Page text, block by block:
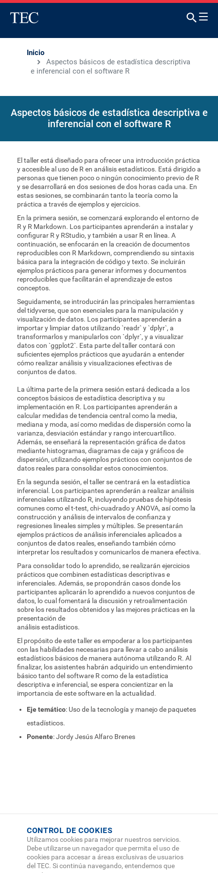
Inicio
Aspectos básicos de estadística descriptiva
e inferencial con el software R
Aspectos básicos de estadística descriptiva e
inferencial con el software R
El taller está diseñado para ofrecer una introducción práctica
y accesible al uso de R en análisis estadísticos. Está dirigido a
personas que tienen poco o ningún conocimiento previo de R
y se desarrollará en dos sesiones de dos horas cada una. En
estas sesiones, se combinarán tanto la teoría como la
práctica a través de ejemplos y ejercicios.
En la primera sesión, se comenzará explorando el entorno de
R y R Markdown. Los participantes aprenderán a instalar y
configurar R y RStudio, y también a usar R en línea. A
continuación, se enfocarán en la creación de documentos
reproducibles con R Markdown, comprendiendo su sintaxis
básica para la integración de código y texto. Se incluirán
ejemplos prácticos para generar informes y documentos
reproducibles que facilitarán el aprendizaje de estos
conceptos.
Seguidamente, se introducirán las principales herramientas
del tidyverse, que son esenciales para la manipulación y
visualización de datos. Los participantes aprenderán a
importar y limpiar datos utilizando `readr` y `dplyr`, a
transformarlos y manipularlos con `dplyr`, y a visualizar
datos con `ggplot2`. Esta parte del taller contará con
suficientes ejemplos prácticos que ayudarán a entender
cómo realizar análisis y visualizaciones efectivas de
conjuntos de datos.
La última parte de la primera sesión estará dedicada a los
conceptos básicos de estadística descriptiva y su
implementación en R. Los participantes aprenderán a
calcular medidas de tendencia central como la media,
mediana y moda, así como medidas de dispersión como la
varianza, desviación estándar y rango intercuartílico.
Además, se enseñará la representación gráfica de datos
mediante histogramas, diagramas de caja y gráficos de
dispersión, utilizando ejemplos prácticos con conjuntos de
datos reales para consolidar estos conocimientos.
En la segunda sesión, el taller se centrará en la estadística
inferencial. Los participantes aprenderán a realizar análisis
inferenciales utilizando R, incluyendo pruebas de hipótesis
comunes como el t-test, chi-cuadrado y ANOVA, así como la
construcción y análisis de intervalos de confianza y
regresiones lineales simples y múltiples. Se presentarán
ejemplos prácticos de análisis inferenciales aplicados a
conjuntos de datos reales, enseñando también cómo
interpretar los resultados y comunicarlos de manera efectiva.
Para consolidar todo lo aprendido, se realizarán ejercicios
prácticos que combinen estadísticas descriptivas e
inferenciales. Además, se propondrán casos donde los
participantes aplicarán lo aprendido a nuevos conjuntos de
datos, lo cual fomentará la discusión y retroalimentación
sobre los resultados obtenidos y las mejores prácticas en la
presentación de
análisis estadísticos.
El propósito de este taller es empoderar a los participantes
con las habilidades necesarias para llevar a cabo análisis
estadísticos básicos de manera autónoma utilizando R. Al
finalizar, los asistentes habrán adquirido un entendimiento
básico tanto del software R como de la estadística
descriptiva e inferencial, se espera concientizar en la
importancia de este software en la actualidad.
Eje temático: Uso de la tecnología y manejo de paquetes
estadísticos.
Ponente: Jordy Jesús Alfaro Brenes
CONTROL DE COOKIES
Utilizamos cookies para mejorar nuestros servicios.
Debe utilizarse un navegador que permita el uso de
cookies para accesar a áreas exclusivas de usuarios
del TEC. Si continúa navegando, entendemos que